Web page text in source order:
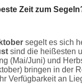
Zeit zum
segelt es sich
sind die heißesten
(Mai/Juni) und
bringen in der
Verfügbarkeit an